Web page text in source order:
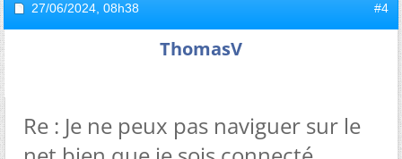
27/06/2024, 08h38 #4
ThomasV
Re : Je ne peux pas naviguer sur le